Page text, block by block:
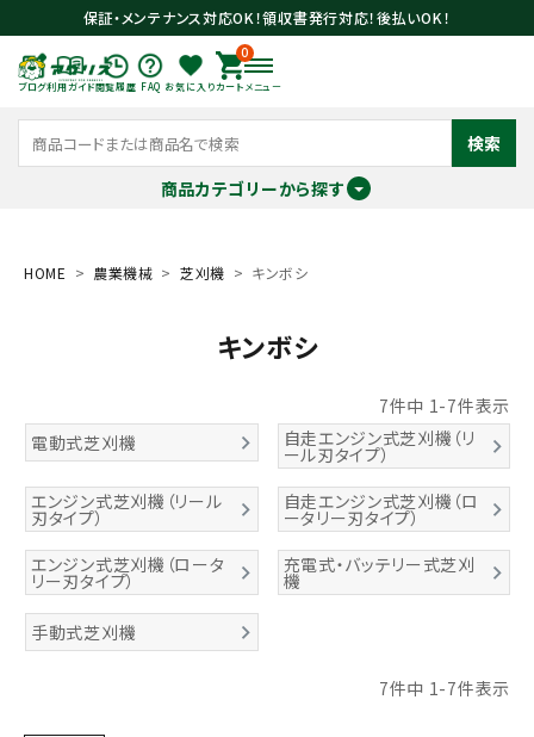
保証・メンテナンス対応OK！領収書発行対応！後払いOK！
ブログ利用ガイド閲覧履歴 FAQ お気に入り
0
カート メニュー
検索
商品カテゴリーから探す
meeting_room ログイン person 会員登録
search
お気に入り一覧
閲覧履歴一覧
HOME 農業機械 芝刈機 キンボシ
キンボシ
7件中 1-7件表示
電動式芝刈機
自走エンジン式芝刈機（リ
ール刃タイプ）
エンジン式芝刈機（リール
刃タイプ）
自走エンジン式芝刈機（ロ
ータリー刃タイプ）
エンジン式芝刈機（ロータ
リー刃タイプ）
充電式・バッテリー式芝刈
機
手動式芝刈機
7件中 1-7件表示